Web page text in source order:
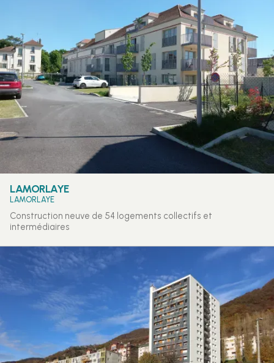
LAMORLAYE
LAMORLAYE
Construction neuve de 54 logements collectifs et
intermédiaires